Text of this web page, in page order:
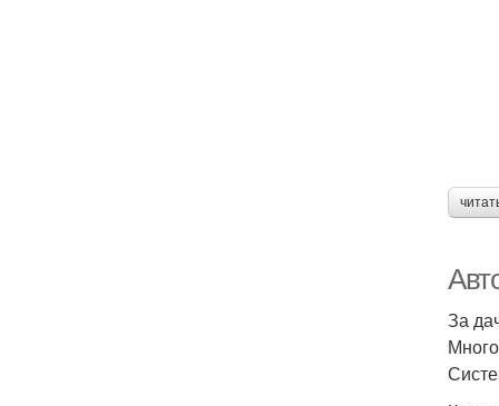
За